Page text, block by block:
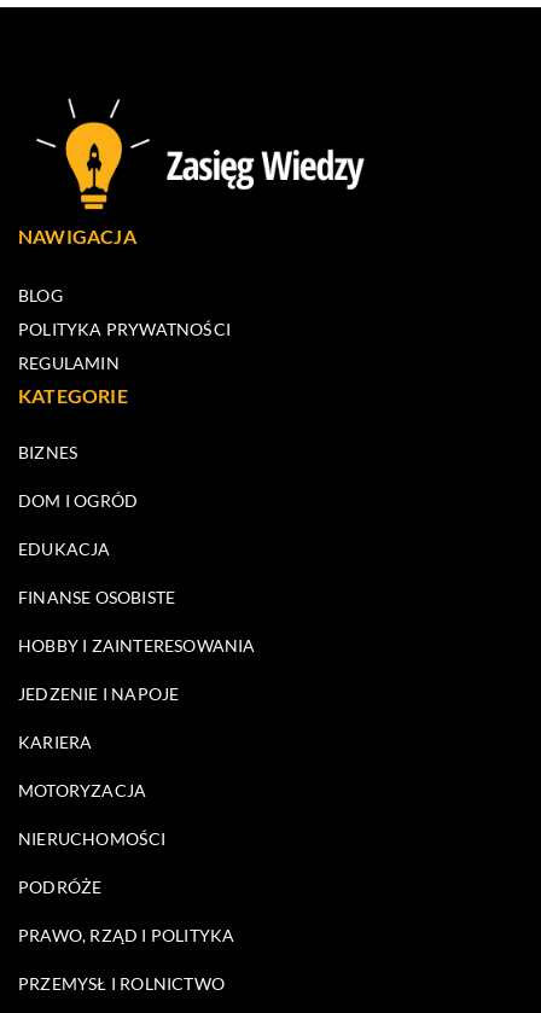
NAWIGACJA
BLOG
POLITYKA PRYWATNOŚCI
REGULAMIN
KATEGORIE
BIZNES
DOM I OGRÓD
EDUKACJA
FINANSE OSOBISTE
HOBBY I ZAINTERESOWANIA
JEDZENIE I NAPOJE
KARIERA
MOTORYZACJA
NIERUCHOMOŚCI
PODRÓŻE
PRAWO, RZĄD I POLITYKA
PRZEMYSŁ I ROLNICTWO